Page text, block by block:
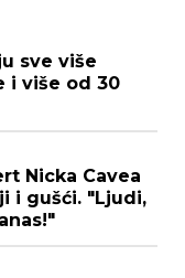
sve više
i više od 30
Nicka Cavea
i gušći. "Ljudi,